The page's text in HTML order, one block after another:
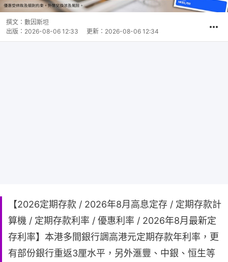
撰文： 數因斯坦
出版： 2026-08-06 12:33 更新： 2026-08-06 12:34
【2026定期存款 / 2026年8月高息定存 / 定期存款計
算機 / 定期存款利率 / 優惠利率 / 2026年8月最新定
存利率】本港多間銀行調高港元定期存款年利率，更
有部份銀行重返3厘水平，另外滙豐、中銀、恒生等